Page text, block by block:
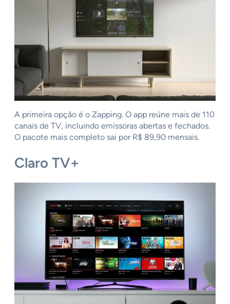
A primeira opção é o Zapping. O app reúne mais de 110
canais de TV, incluindo emissoras abertas e fechados.
O pacote mais completo sai por R$ 89,90 mensais.
Claro TV+